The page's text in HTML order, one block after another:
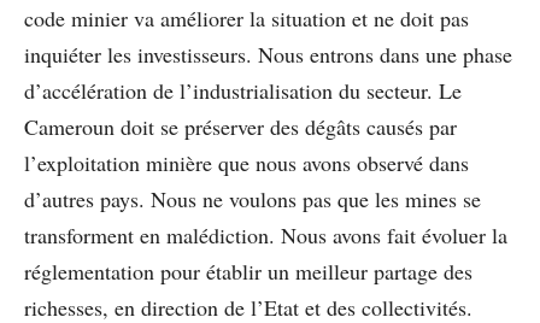
code minier va améliorer la situation et ne doit pas
inquiéter les investisseurs. Nous entrons dans une phase
d’accélération de l’industrialisation du secteur. Le
Cameroun doit se préserver des dégâts causés par
l’exploitation minière que nous avons observé dans
d’autres pays. Nous ne voulons pas que les mines se
transforment en malédiction. Nous avons fait évoluer la
réglementation pour établir un meilleur partage des
richesses, en direction de l’Etat et des collectivités.